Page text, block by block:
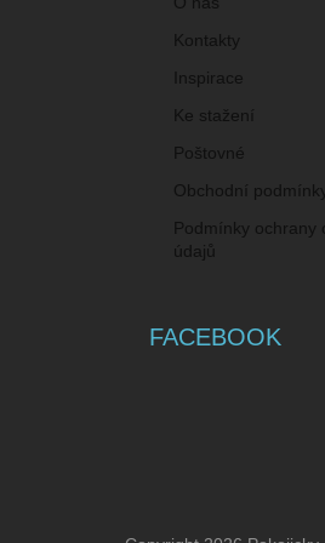
Kontakty
Inspirace
Ke stažení
Poštovné
Obchodní
Podmínky ochrany
údajů
FACEBOOK